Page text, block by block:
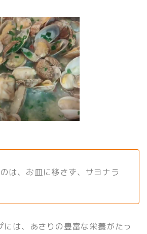
は、お皿に移さず、サヨナラ
には、あさりの豊富な栄養がたっ